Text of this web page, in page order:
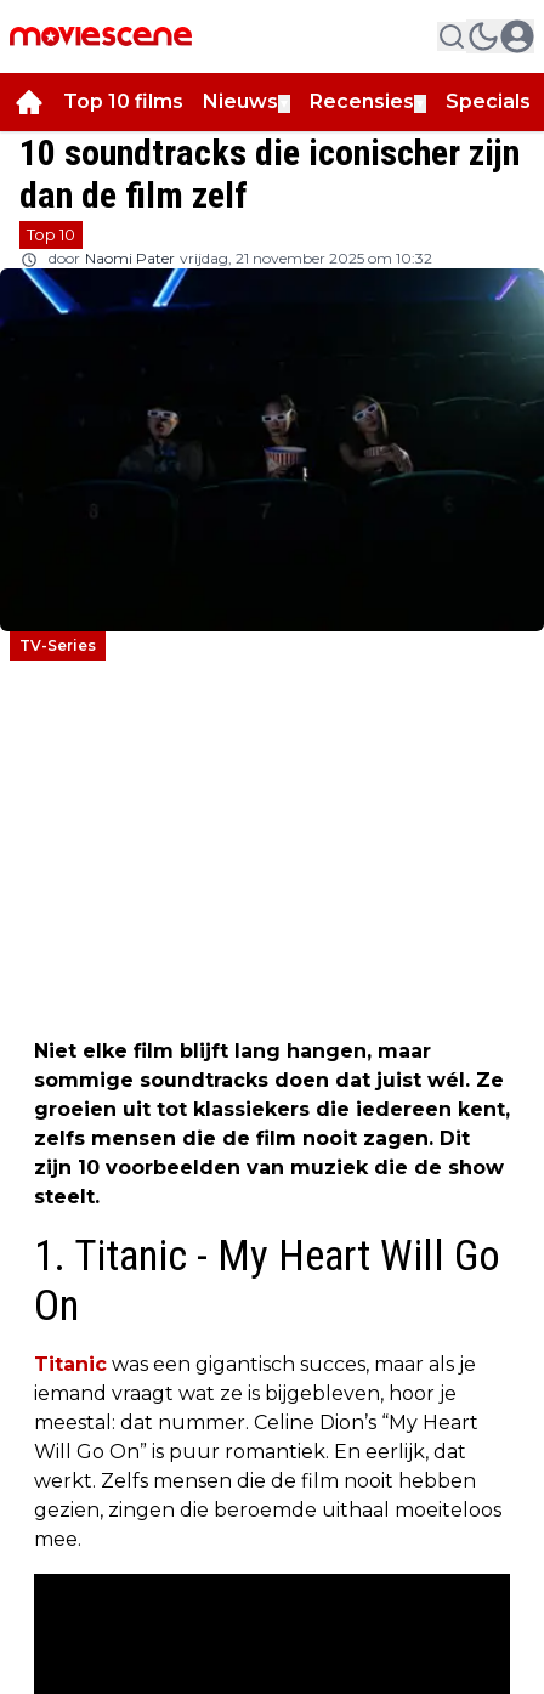
Top 10 films Nieuws Recensies Specials
10 soundtracks die iconischer zijn
dan de film zelf
Top 10
door Naomi Pater vrijdag, 21 november 2025 om 10:32
TV-Series
Niet elke film blijft lang hangen, maar
sommige soundtracks doen dat juist wél. Ze
groeien uit tot klassiekers die iedereen kent,
zelfs mensen die de film nooit zagen. Dit
zijn 10 voorbeelden van muziek die de show
steelt.
1. Titanic - My Heart Will Go
On
Titanic was een gigantisch succes, maar als je
iemand vraagt wat ze is bijgebleven, hoor je
meestal: dat nummer. Celine Dion’s “My Heart
Will Go On” is puur romantiek. En eerlijk, dat
werkt. Zelfs mensen die de film nooit hebben
gezien, zingen die beroemde uithaal moeiteloos
mee.